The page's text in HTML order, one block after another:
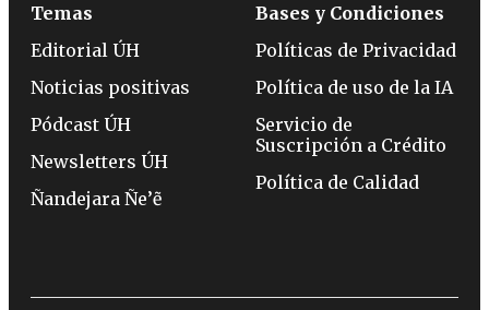
Temas
Editorial ÚH
Noticias positivas
Pódcast ÚH
Newsletters ÚH
Ñandejara Ñe’ẽ
Bases y Condiciones
Políticas de Privacidad
Política de uso de la IA
Servicio de
Suscripción a Crédito
Política de Calidad